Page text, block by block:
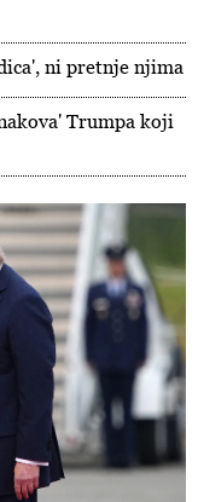
ni pretnje njima
Trumpa koji